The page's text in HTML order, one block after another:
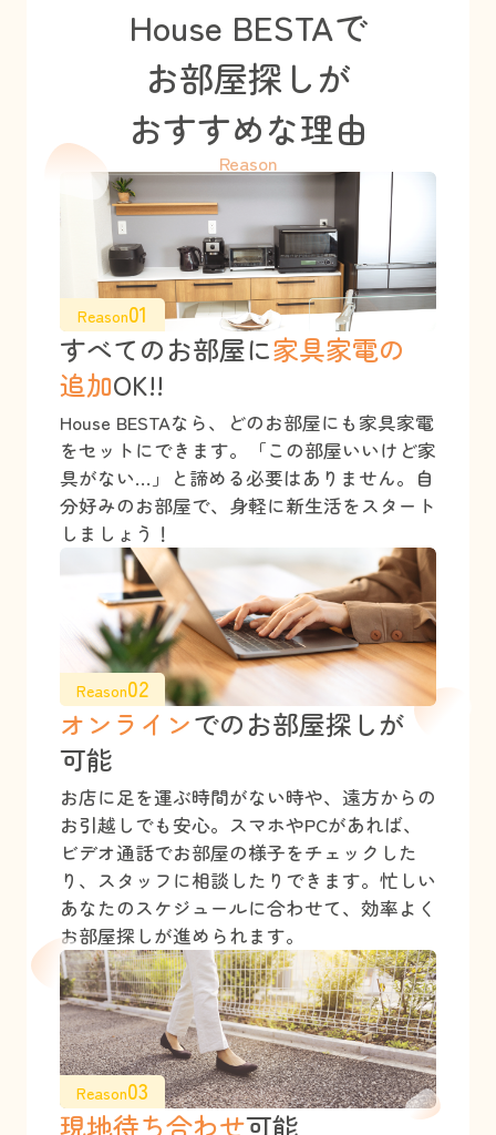
House BESTAで
お部屋探しが
おすすめな理由
Reason
Reason01
すべてのお部屋に家具家電の
追加OK!!
House BESTAなら、どのお部屋にも家具家電
をセットにできます。「この部屋いいけど家
具がない…」と諦める必要はありません。自
分好みのお部屋で、身軽に新生活をスタート
しましょう！
Reason02
オンラインでのお部屋探しが
可能
お店に足を運ぶ時間がない時や、遠方からの
お引越しでも安心。スマホやPCがあれば、
ビデオ通話でお部屋の様子をチェックした
り、スタッフに相談したりできます。忙しい
あなたのスケジュールに合わせて、効率よく
お部屋探しが進められます。
Reason03
現地待ち合わせ可能